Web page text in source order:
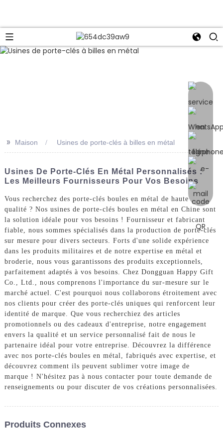
>> Maison Usines de porte-clés à billes en métal
Usines De Porte-Clés En Métal Personnalisés :
Les Meilleurs Fournisseurs Pour Vos Besoins
Vous recherchez des porte-clés boules en métal de haute
qualité ? Nos usines de porte-clés boules en métal en Chine sont
la solution idéale pour vos besoins ! Fournisseur et fabricant
fiable, nous sommes spécialisés dans la production de porte-clés
sur mesure pour divers secteurs. Forts d'une solide expérience
dans les produits militaires et de notre expertise en métal et
broderie, nous vous garantissons des produits exceptionnels,
parfaitement adaptés à vos besoins. Chez Dongguan Happy Gift
Co., Ltd., nous comprenons l'importance du sur-mesure sur le
marché actuel. C'est pourquoi nous collaborons étroitement avec
nos clients pour créer des porte-clés uniques qui renforcent leur
identité de marque. Que vous recherchiez des articles
promotionnels ou des cadeaux d'entreprise, notre engagement
envers la qualité et un service personnalisé fait de nous le
partenaire idéal pour votre entreprise. Découvrez la différence
avec nos porte-clés boules en métal, fabriqués avec expertise, et
découvrez comment ils peuvent sublimer votre image de
marque ! N'hésitez pas à nous contacter pour toute demande de
renseignements ou pour discuter de vos créations personnalisées.
Produits Connexes